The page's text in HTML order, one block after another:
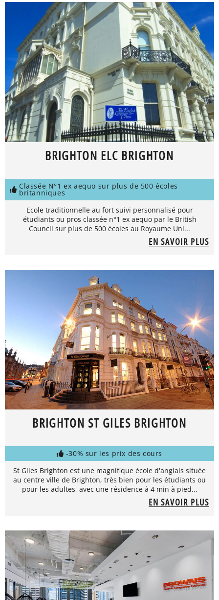
BRIGHTON ELC BRIGHTON
Classée N°1 ex aequo sur plus de 500 écoles
britanniques
Ecole traditionnelle au fort suivi personnalisé pour
étudiants ou pros classée n°1 ex aequo par le British
Council sur plus de 500 écoles au Royaume Uni...
EN SAVOIR PLUS
BRIGHTON ST GILES BRIGHTON
-30% sur les prix des cours
St Giles Brighton est une magnifique école d'anglais située
au centre ville de Brighton, très bien pour les étudiants ou
pour les adultes, avec une résidence à 4 min à pied...
EN SAVOIR PLUS